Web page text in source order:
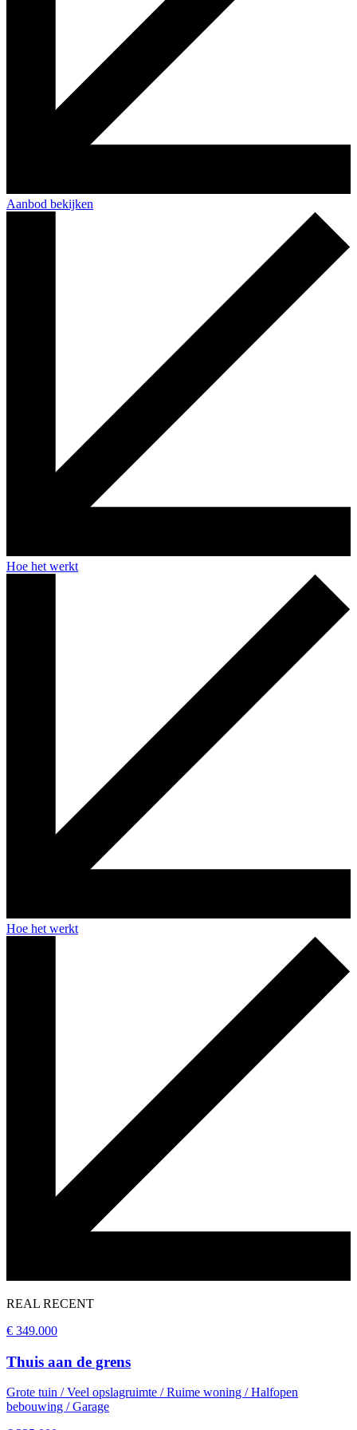
Aanbod bekijken
Hoe het werkt
Hoe het werkt
REAL RECENT
€ 349.000
Thuis aan de grens
Grote tuin / Veel opslagruimte / Ruime woning / Halfopen
bebouwing / Garage